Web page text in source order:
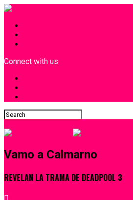
Connect with us
Vamo a Calmarno
REVELAN LA TRAMA DE DEADPOOL 3